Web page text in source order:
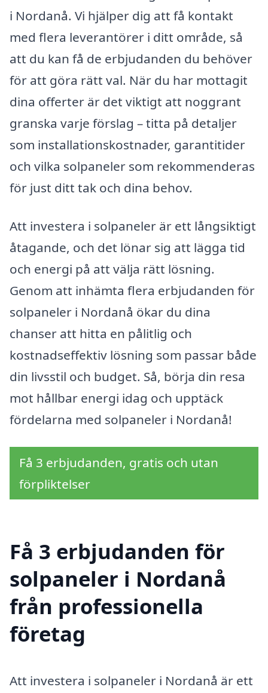
i Nordanå. Vi hjälper dig att få kontakt
med flera leverantörer i ditt område, så
att du kan få de erbjudanden du behöver
för att göra rätt val. När du har mottagit
dina offerter är det viktigt att noggrant
granska varje förslag – titta på detaljer
som installationskostnader, garantitider
och vilka solpaneler som rekommenderas
för just ditt tak och dina behov.
Att investera i solpaneler är ett långsiktigt
åtagande, och det lönar sig att lägga tid
och energi på att välja rätt lösning.
Genom att inhämta flera erbjudanden för
solpaneler i Nordanå ökar du dina
chanser att hitta en pålitlig och
kostnadseffektiv lösning som passar både
din livsstil och budget. Så, börja din resa
mot hållbar energi idag och upptäck
fördelarna med solpaneler i Nordanå!
Få 3 erbjudanden, gratis och utan
förpliktelser
Få 3 erbjudanden för
solpaneler i Nordanå
från professionella
företag
Att investera i solpaneler i Nordanå är ett